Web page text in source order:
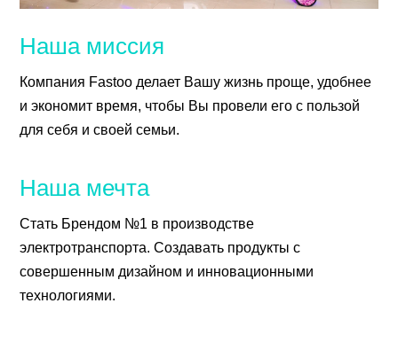
Наша миссия
Компания Fastoo делает Вашу жизнь проще, удобнее
и экономит время, чтобы Вы провели его с пользой
для себя и своей семьи.
Наша мечта
Стать Брендом №1 в производстве
электротранспорта. Создавать продукты с
совершенным дизайном и инновационными
технологиями.